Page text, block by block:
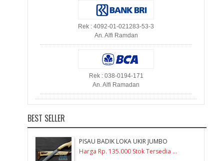
Rek : 4092-01-021283-53-3
An. Alfi Ramdan
Rek : 038-0194-171
An. Alfi Ramadan
BEST SELLER
PISAU BADIK LOKA UKIR JUMBO
Harga Rp. 135.000 Stok Tersedia ...